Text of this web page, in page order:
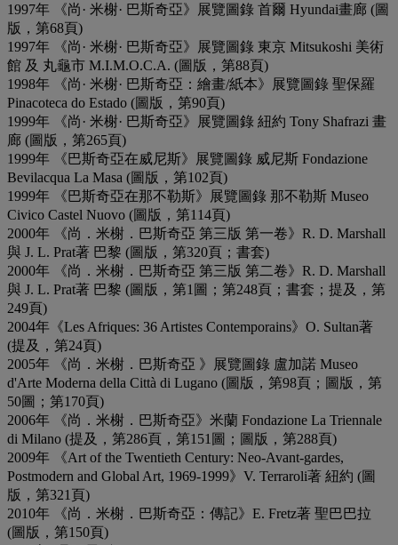
1997年 《尚· 米榭· 巴斯奇亞》展覽圖錄 首爾 Hyundai畫廊 (圖
版，第68頁)
1997年 《尚· 米榭· 巴斯奇亞》展覽圖錄 東京 Mitsukoshi 美術
館 及 丸龜市 M.I.M.O.C.A. (圖版，第88頁)
1998年 《尚· 米榭· 巴斯奇亞：繪畫/紙本》展覽圖錄 聖保羅
Pinacoteca do Estado (圖版，第90頁)
1999年 《尚· 米榭· 巴斯奇亞》展覽圖錄 紐約 Tony Shafrazi 畫
廊 (圖版，第265頁)
1999年 《巴斯奇亞在威尼斯》展覽圖錄 威尼斯 Fondazione
Bevilacqua La Masa (圖版，第102頁)
1999年 《巴斯奇亞在那不勒斯》展覽圖錄 那不勒斯 Museo
Civico Castel Nuovo (圖版，第114頁)
2000年 《尚．米榭．巴斯奇亞 第三版 第一卷》R. D. Marshall
與 J. L. Prat著 巴黎 (圖版，第320頁；書套)
2000年 《尚．米榭．巴斯奇亞 第三版 第二卷》R. D. Marshall
與 J. L. Prat著 巴黎 (圖版，第1圖；第248頁；書套；提及，第
249頁)
2004年《Les Afriques: 36 Artistes Contemporains》O. Sultan著
(提及，第24頁)
2005年 《尚．米榭．巴斯奇亞 》展覽圖錄 盧加諾 Museo
d'Arte Moderna della Città di Lugano (圖版，第98頁；圖版，第
50圖；第170頁)
2006年 《尚．米榭．巴斯奇亞》米蘭 Fondazione La Triennale
di Milano (提及，第286頁，第151圖；圖版，第288頁)
2009年 《Art of the Twentieth Century: Neo-Avant-gardes,
Postmodern and Global Art, 1969-1999》V. Terraroli著 紐約 (圖
版，第321頁)
2010年 《尚．米榭．巴斯奇亞：傳記》E. Fretz著 聖巴巴拉
(圖版，第150頁)